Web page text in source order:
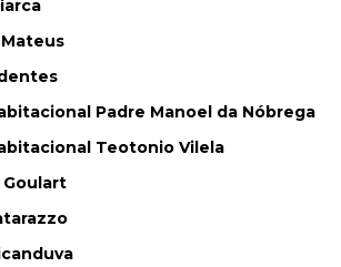
Mateus
Padre Manoel da Nóbrega
Teotonio Vilela
Goulart